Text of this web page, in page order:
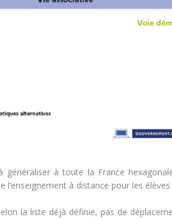
généraliser à toute la France
à distance pour les
la liste déjà définie, pas de